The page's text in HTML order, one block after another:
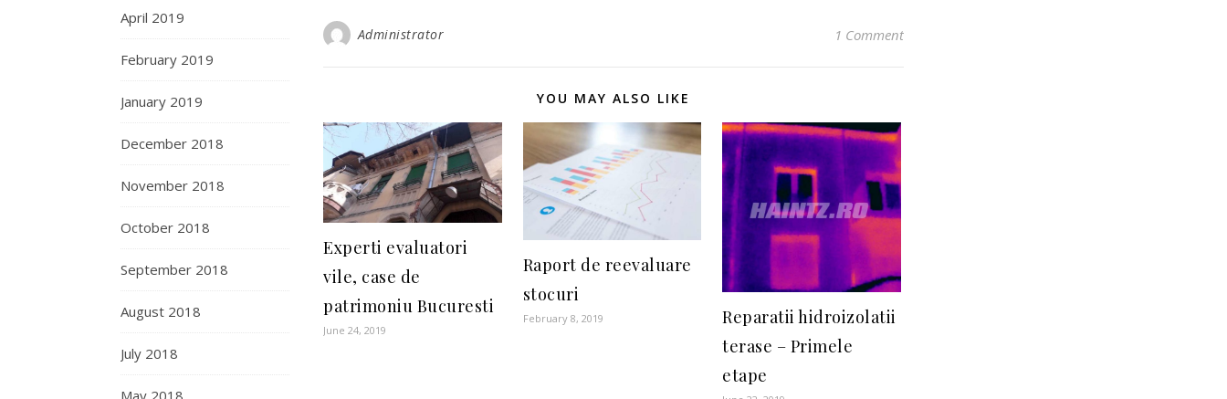
April 2019
February 2019
January 2019
December 2018
November 2018
October 2018
September 2018
August 2018
July 2018
May 2018
Administrator 1 Comment
YOU MAY ALSO LIKE
Experti evaluatori
vile, case de
patrimoniu Bucuresti
June 24, 2019
Raport de reevaluare
stocuri
February 8, 2019
Reparatii hidroizolatii
terase – Primele
etape